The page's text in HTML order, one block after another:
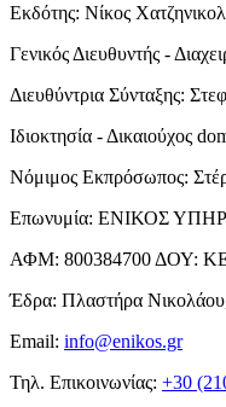
Εκδότης: Νίκος
Γενικός Διευθυντής -
Διευθύντρια Σύνταξης:
Ιδιοκτησία - Δικαιούχος
Νόμιμος Εκπρόσωπος:
Επωνυμία: ΕΝΙΚΟΣ
ΑΦΜ: 800384700 ΔΟΥ:
Έδρα: Πλαστήρα
Email: info@enikos.gr
Τηλ. Επικοινωνίας: +30